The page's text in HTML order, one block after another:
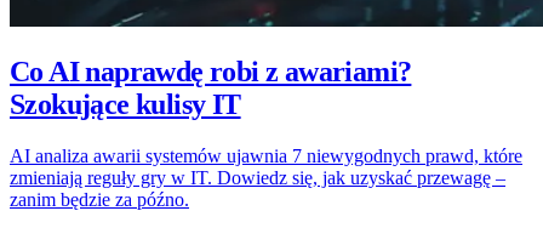
Co AI naprawdę robi z awariami?
Szokujące kulisy IT
AI analiza awarii systemów ujawnia 7 niewygodnych prawd, które
zmieniają reguły gry w IT. Dowiedz się, jak uzyskać przewagę –
zanim będzie za późno.